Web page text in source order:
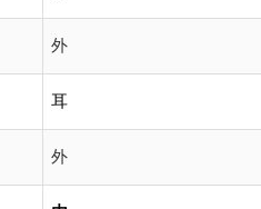
外
耳
外